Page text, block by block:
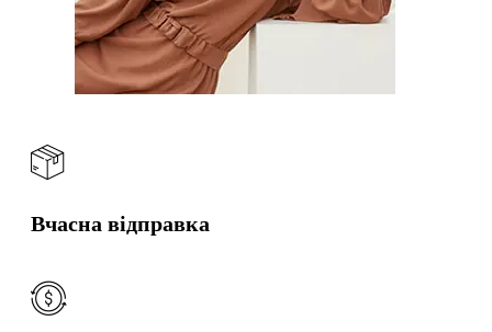
Вчасна відправка